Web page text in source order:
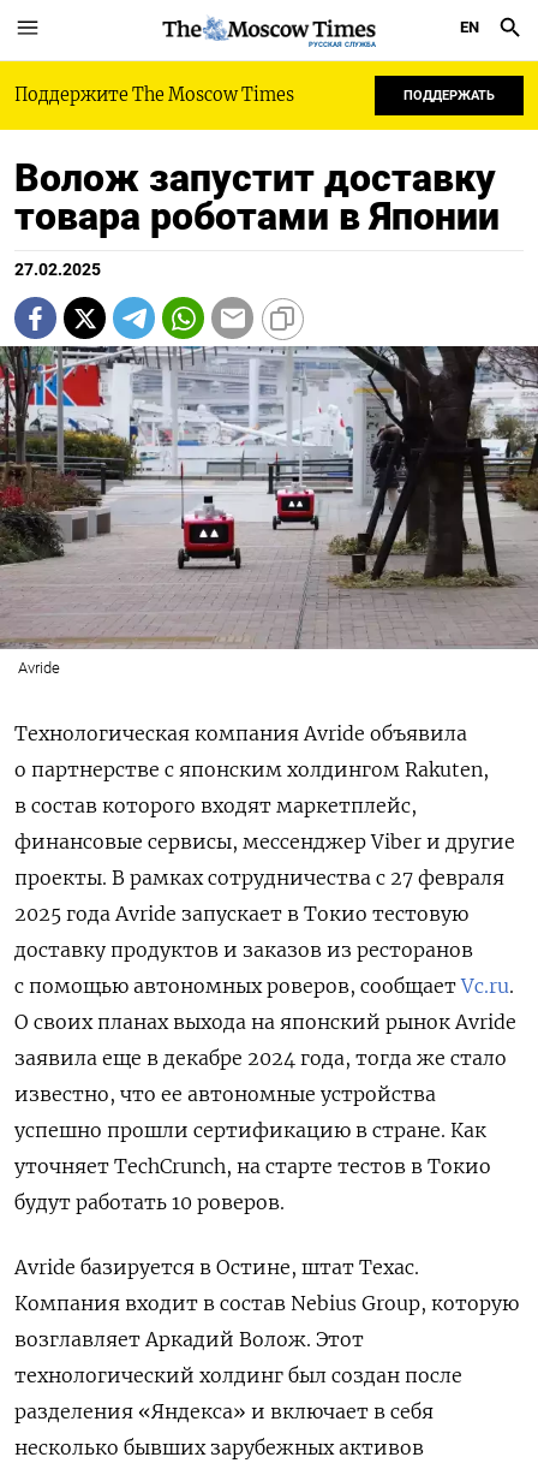
РУССКАЯ СЛУЖБА
EN
Поддержите The Moscow Times ПОДДЕРЖАТЬ
Волож запустит доставку
товара роботами в Японии
27.02.2025
Avride
Технологическая компания Avride объявила
о партнерстве с японским холдингом Rakuten,
в состав которого входят маркетплейс,
финансовые сервисы, мессенджер Viber и другие
проекты. В рамках сотрудничества с 27 февраля
2025 года Avride запускает в Токио тестовую
доставку продуктов и заказов из ресторанов
с помощью автономных роверов, сообщаетVc.ru.
О своих планах выхода на японский рынок Avride
заявила еще в декабре 2024 года, тогда же стало
известно, что ее автономные устройства
успешно прошли сертификацию в стране. Как
уточняет TechCrunch, на старте тестов в Токио
будут работать 10 роверов.
Avride базируется в Остине, штат Техас.
Компания входит в состав Nebius Group, которую
возглавляет Аркадий Волож. Этот
технологический холдинг был создан после
разделения «Яндекса» и включает в себя
несколько бывших зарубежных активов